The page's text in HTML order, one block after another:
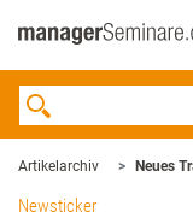
Artikelarchiv Neues
Newsticker